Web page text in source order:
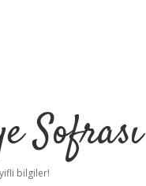
Sofrası
bilgiler!